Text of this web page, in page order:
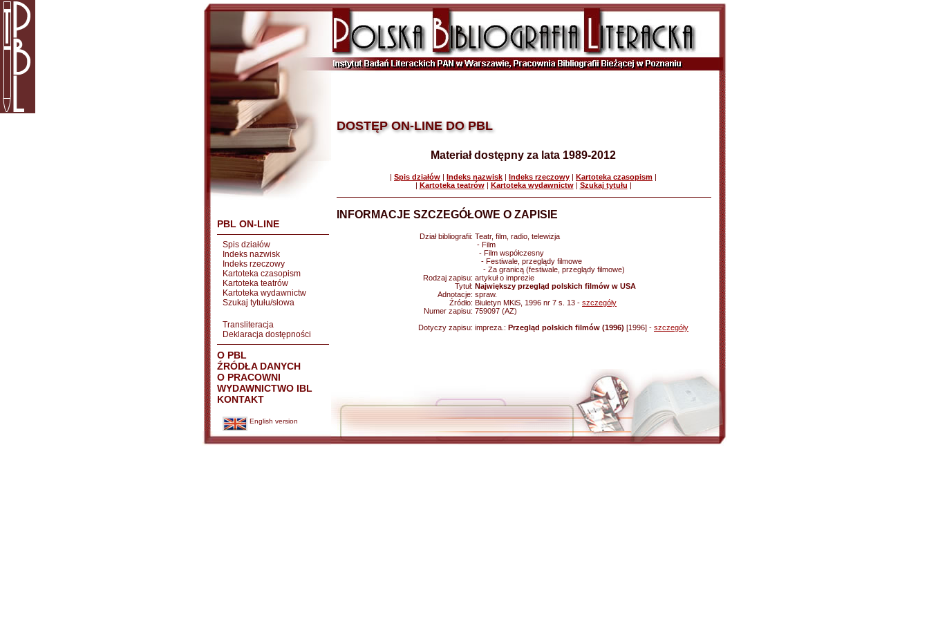
PBL ON-LINE
Spis działów
Indeks nazwisk
Indeks rzeczowy
Kartoteka czasopism
Kartoteka teatrów
Kartoteka wydawnictw
Szukaj tytułu/słowa
Transliteracja
Deklaracja dostępności
O PBL
ŹRÓDŁA DANYCH
O PRACOWNI
WYDAWNICTWO IBL
KONTAKT
English version
DOSTĘP ON-LINE DO PBL
Materiał dostępny za lata 1989-2012
| Spis działów | Indeks nazwisk | Indeks rzeczowy | Kartoteka czasopism |
| Kartoteka teatrów| Kartoteka wydawnictw| Szukaj tytułu |
INFORMACJE SZCZEGÓŁOWE O ZAPISIE
Dział bibliografii: Teatr, film, radio, telewizja
- Film
- Film współczesny
- Festiwale, przeglądy filmowe
- Za granicą (festiwale, przeglądy filmowe)
Rodzaj zapisu: artykuł o imprezie
Tytuł: Największy przegląd polskich filmów w USA
Adnotacje: spraw.
Źródło: Biuletyn MKiS, 1996 nr 7 s. 13 - szczegóły
Numer zapisu: 759097 (AZ)
Dotyczy zapisu: impreza.: Przegląd polskich filmów (1996) [1996] - szczegóły